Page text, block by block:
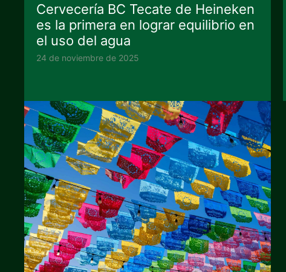
Cervecería BC Tecate de Heineken
es la primera en lograr equilibrio en
el uso del agua
24 de noviembre de 2025